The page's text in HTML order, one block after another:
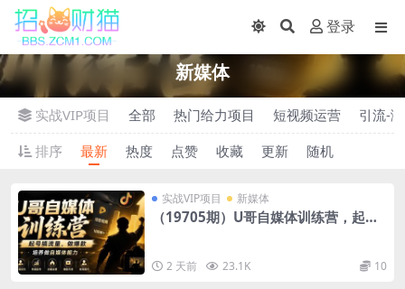
登录
新媒体
实战VIP项目 全部 热门给力项目 短视频运营
引流-
排序
最新 热度 点赞 收藏 更新 随机
实战VIP项目 新媒体
（19705期）U哥自媒体训练营，起号
2 天前 23.1K 10